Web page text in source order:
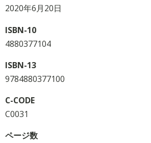
2020年6月20日
ISBN-10
4880377104
ISBN-13
9784880377100
C-CODE
C0031
ページ数